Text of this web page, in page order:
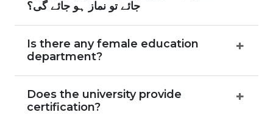
جائے تو نماز ہو جائے گی؟
Is there any female education
department?
Does the university provide
certification?